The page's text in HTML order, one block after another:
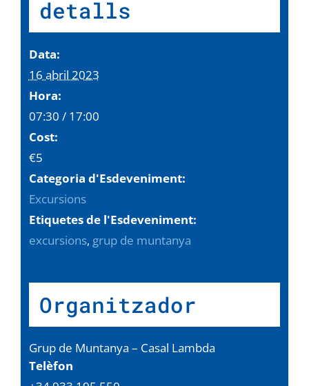
detalls
Data:
16 abril 2023
Hora:
07:30 / 17:00
Cost:
€5
Categoria d'Esdeveniment:
Excursions
Etiquetes de l'Esdeveniment:
excursions, grup de muntanya
Organitzador
Grup de Muntanya – Casal Lambda
Telèfon